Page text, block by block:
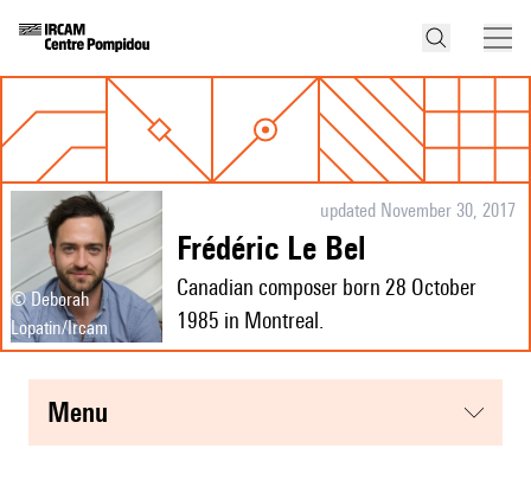
© Deborah
Lopatin/Ircam
updated November 30, 2017
Frédéric Le Bel
Canadian composer born 28 October
1985 in Montreal.
menu